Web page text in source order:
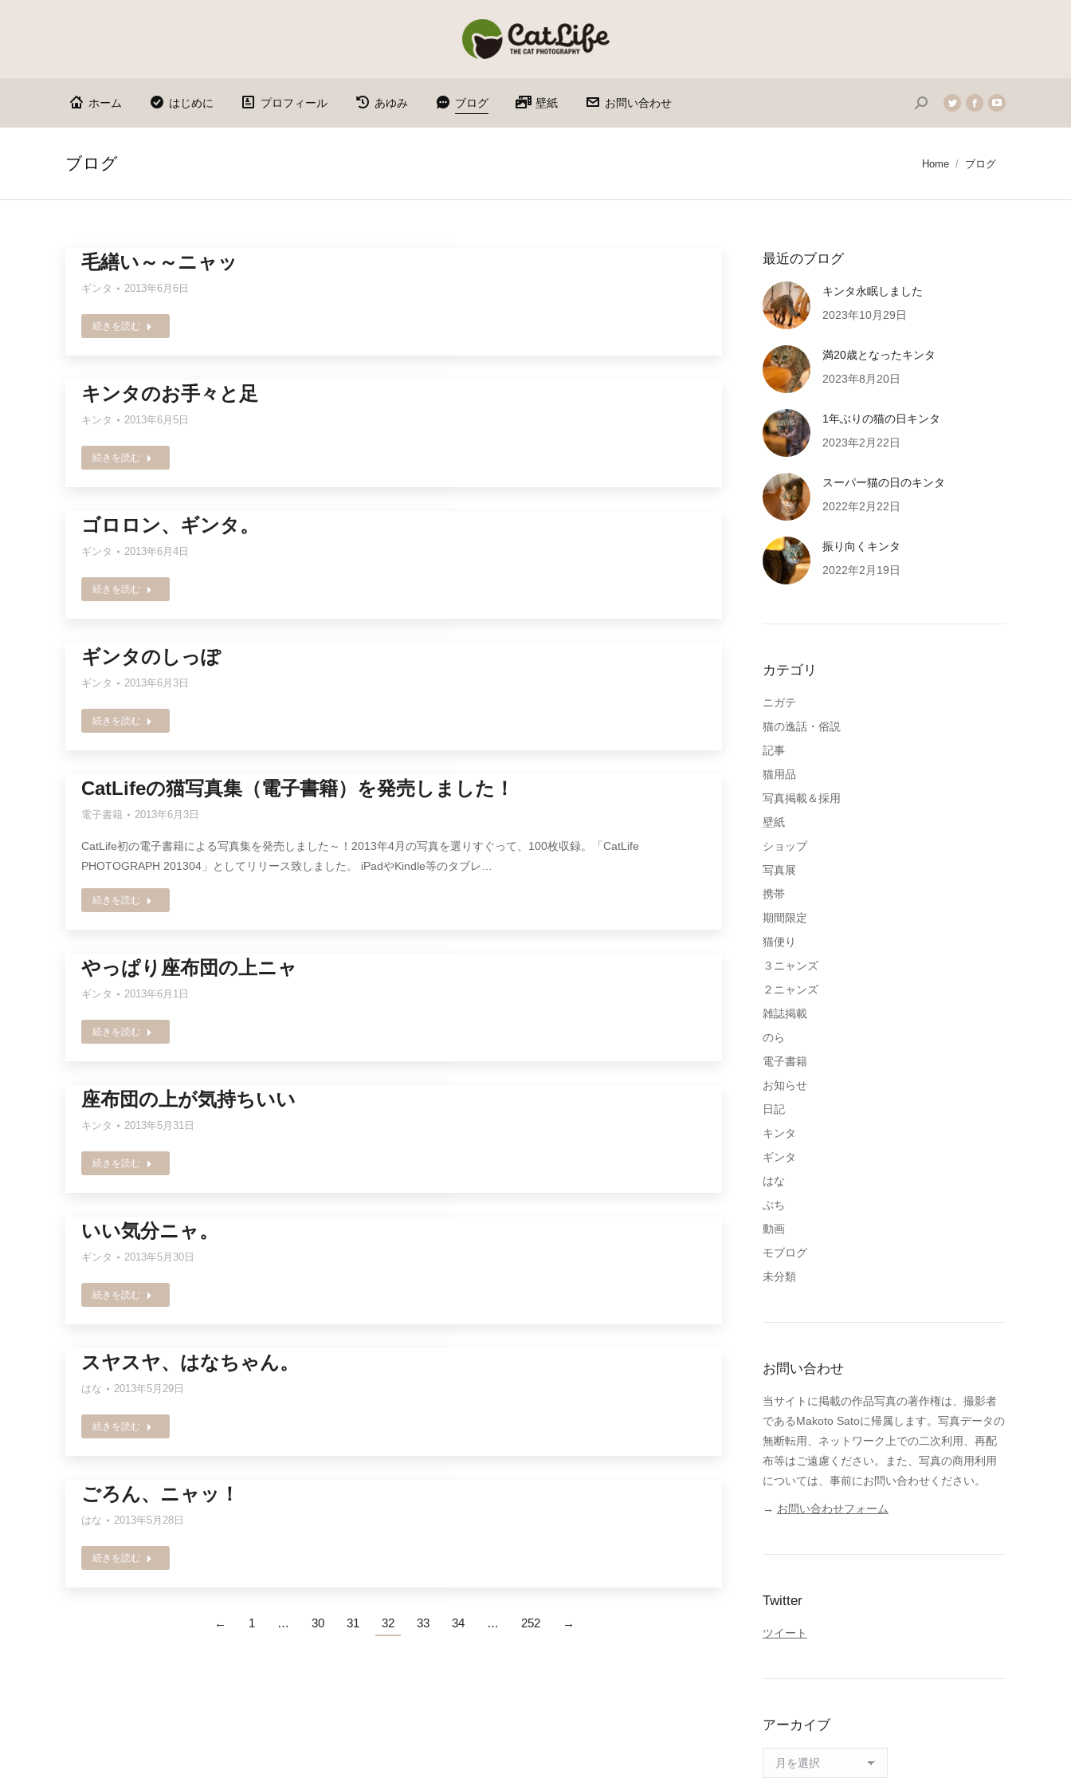
ホーム はじめに プロフィール あゆみ ブログ 壁紙 お問い合わせ Search:Twitter
page
in
window
Facebook
page
in
window
YouTube
page
in
window
ブログ You are here:
Home ブログ
毛繕い～～ニャッ
ギンタ 2013年6月6日
続きを読む
キンタのお手々と足
キンタ 2013年6月5日
続きを読む
ゴロロン、ギンタ。
ギンタ 2013年6月4日
続きを読む
ギンタのしっぽ
ギンタ 2013年6月3日
続きを読む
CatLifeの猫写真集（電子書籍）を発売しました！
電子書籍 2013年6月3日
CatLife初の電子書籍による写真集を発売しました～！2013年4月の写真を選りすぐって、100枚収録。「CatLife
PHOTOGRAPH 201304」としてリリース致しました。 iPadやKindle等のタブレ…
続きを読む
やっぱり座布団の上ニャ
ギンタ 2013年6月1日
続きを読む
座布団の上が気持ちいい
キンタ 2013年5月31日
続きを読む
いい気分ニャ。
ギンタ 2013年5月30日
続きを読む
スヤスヤ、はなちゃん。
はな 2013年5月29日
続きを読む
ごろん、ニャッ！
はな 2013年5月28日
続きを読む
← 1 … 30 31 32 33 34 … 252 →
最近のブログ
キンタ永眠しました
2023年10月29日
満20歳となったキンタ
2023年8月20日
1年ぶりの猫の日キンタ
2023年2月22日
スーパー猫の日のキンタ
2022年2月22日
振り向くキンタ
2022年2月19日
カテゴリ
ニガテ
猫の逸話・俗説
記事
猫用品
写真掲載＆採用
壁紙
ショップ
写真展
携帯
期間限定
猫便り
３ニャンズ
２ニャンズ
雑誌掲載
のら
電子書籍
お知らせ
日記
キンタ
ギンタ
はな
ぶち
動画
モブログ
未分類
お問い合わせ
当サイトに掲載の作品写真の著作権は、撮影者
であるMakoto Satoに帰属します。写真データの
無断転用、ネットワーク上での二次利用、再配
布等はご遠慮ください。また、写真の商用利用
については、事前にお問い合わせください。
→ お問い合わせフォーム
Twitter
ツイート
アーカイブ
ー